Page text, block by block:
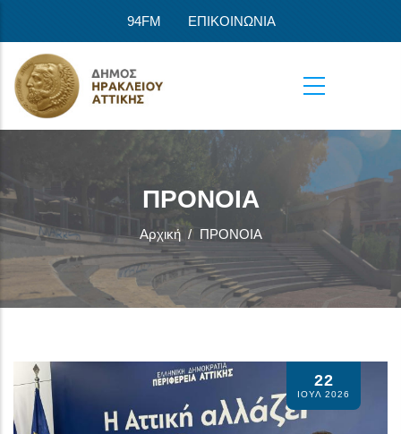
94FM ΕΠΙΚΟΙΝΩΝΙΑ
ΠΡΟΝΟΙΑ
Αρχική / ΠΡΟΝΟΙΑ
22
ΙΟΥΛ 2026